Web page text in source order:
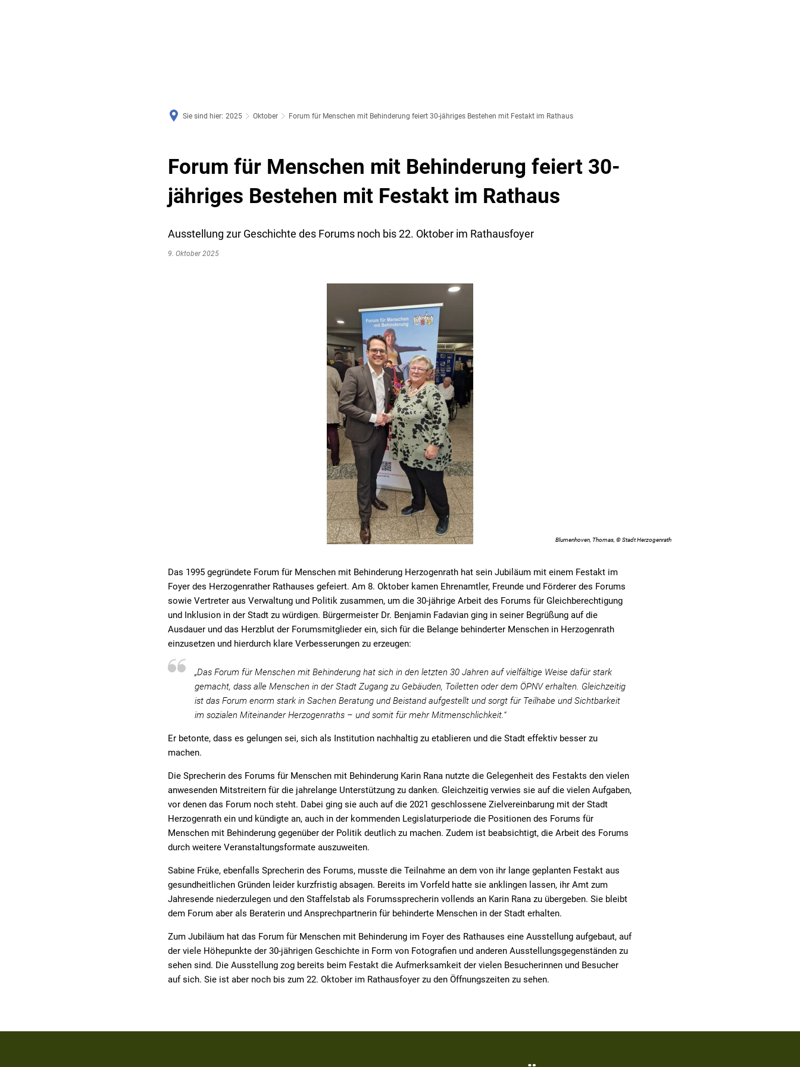
Sie sind hier: 2025 Oktober Forum für Menschen mit Behinderung feiert 30-jähriges Bestehen mit Festakt im Rathaus
Forum für Menschen mit Behinderung feiert 30-
jähriges Bestehen mit Festakt im Rathaus
Ausstellung zur Geschichte des Forums noch bis 22. Oktober im Rathausfoyer
9. Oktober 2025
Blumenhoven, Thomas, © Stadt Herzogenrath
Das 1995 gegründete Forum für Menschen mit Behinderung Herzogenrath hat sein Jubiläum mit einem Festakt im
Foyer des Herzogenrather Rathauses gefeiert. Am 8. Oktober kamen Ehrenamtler, Freunde und Förderer des Forums
sowie Vertreter aus Verwaltung und Politik zusammen, um die 30-jährige Arbeit des Forums für Gleichberechtigung
und Inklusion in der Stadt zu würdigen. Bürgermeister Dr. Benjamin Fadavian ging in seiner Begrüßung auf die
Ausdauer und das Herzblut der Forumsmitglieder ein, sich für die Belange behinderter Menschen in Herzogenrath
einzusetzen und hierdurch klare Verbesserungen zu erzeugen:
„Das Forum für Menschen mit Behinderung hat sich in den letzten 30 Jahren auf vielfältige Weise dafür stark
gemacht, dass alle Menschen in der Stadt Zugang zu Gebäuden, Toiletten oder dem ÖPNV erhalten. Gleichzeitig
ist das Forum enorm stark in Sachen Beratung und Beistand aufgestellt und sorgt für Teilhabe und Sichtbarkeit
im sozialen Miteinander Herzogenraths – und somit für mehr Mitmenschlichkeit.“
Er betonte, dass es gelungen sei, sich als Institution nachhaltig zu etablieren und die Stadt effektiv besser zu
machen.
Die Sprecherin des Forums für Menschen mit Behinderung Karin Rana nutzte die Gelegenheit des Festakts den vielen
anwesenden Mitstreitern für die jahrelange Unterstützung zu danken. Gleichzeitig verwies sie auf die vielen Aufgaben,
vor denen das Forum noch steht. Dabei ging sie auch auf die 2021 geschlossene Zielvereinbarung mit der Stadt
Herzogenrath ein und kündigte an, auch in der kommenden Legislaturperiode die Positionen des Forums für
Menschen mit Behinderung gegenüber der Politik deutlich zu machen. Zudem ist beabsichtigt, die Arbeit des Forums
durch weitere Veranstaltungsformate auszuweiten.
Sabine Früke, ebenfalls Sprecherin des Forums, musste die Teilnahme an dem von ihr lange geplanten Festakt aus
gesundheitlichen Gründen leider kurzfristig absagen. Bereits im Vorfeld hatte sie anklingen lassen, ihr Amt zum
Jahresende niederzulegen und den Staffelstab als Forumssprecherin vollends an Karin Rana zu übergeben. Sie bleibt
dem Forum aber als Beraterin und Ansprechpartnerin für behinderte Menschen in der Stadt erhalten.
Zum Jubiläum hat das Forum für Menschen mit Behinderung im Foyer des Rathauses eine Ausstellung aufgebaut, auf
der viele Höhepunkte der 30-jährigen Geschichte in Form von Fotografien und anderen Ausstellungsgegenständen zu
sehen sind. Die Ausstellung zog bereits beim Festakt die Aufmerksamkeit der vielen Besucherinnen und Besucher
auf sich. Sie ist aber noch bis zum 22. Oktober im Rathausfoyer zu den Öffnungszeiten zu sehen.